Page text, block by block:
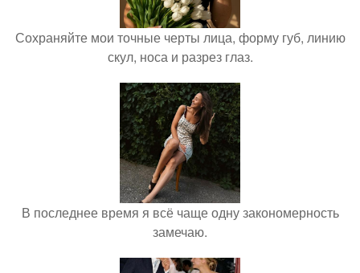
Сохраняйте мои точные черты лица, форму губ, линию
скул, носа и разрез глаз.
В последнее время я всё чаще одну закономерность
замечаю.